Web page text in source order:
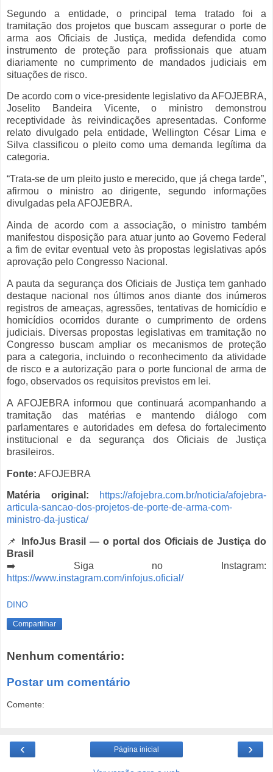
Segundo a entidade, o principal tema tratado foi a
tramitação dos projetos que buscam assegurar o porte de
arma aos Oficiais de Justiça, medida defendida como
instrumento de proteção para profissionais que atuam
diariamente no cumprimento de mandados judiciais em
situações de risco.
De acordo com o vice-presidente legislativo da AFOJEBRA,
Joselito Bandeira Vicente, o ministro demonstrou
receptividade às reivindicações apresentadas. Conforme
relato divulgado pela entidade, Wellington César Lima e
Silva classificou o pleito como uma demanda legítima da
categoria.
“Trata-se de um pleito justo e merecido, que já chega tarde”,
afirmou o ministro ao dirigente, segundo informações
divulgadas pela AFOJEBRA.
Ainda de acordo com a associação, o ministro também
manifestou disposição para atuar junto ao Governo Federal
a fim de evitar eventual veto às propostas legislativas após
aprovação pelo Congresso Nacional.
A pauta da segurança dos Oficiais de Justiça tem ganhado
destaque nacional nos últimos anos diante dos inúmeros
registros de ameaças, agressões, tentativas de homicídio e
homicídios ocorridos durante o cumprimento de ordens
judiciais. Diversas propostas legislativas em tramitação no
Congresso buscam ampliar os mecanismos de proteção
para a categoria, incluindo o reconhecimento da atividade
de risco e a autorização para o porte funcional de arma de
fogo, observados os requisitos previstos em lei.
A AFOJEBRA informou que continuará acompanhando a
tramitação das matérias e mantendo diálogo com
parlamentares e autoridades em defesa do fortalecimento
institucional e da segurança dos Oficiais de Justiça
brasileiros.
Fonte: AFOJEBRA
Matéria original:
https://afojebra.com.br/noticia/afojebra-
articula-sancao-dos-projetos-de-porte-de-arma-com-
ministro-da-justica/
📌
InfoJus Brasil — o portal dos Oficiais de Justiça do
Brasil
➡️ Siga no Instagram:
https://www.instagram.com/infojus.oficial/
DINO
Compartilhar
Nenhum comentário:
Postar um comentário
Comente:
‹ ›
Página inicial